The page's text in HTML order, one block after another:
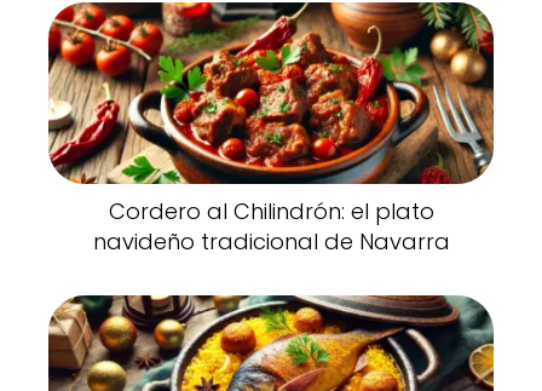
Cordero al Chilindrón: el plato
navideño tradicional de Navarra